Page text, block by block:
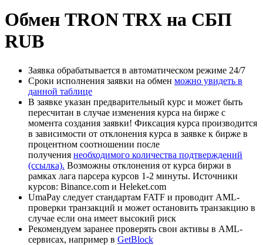
Обмен TRON TRX на СБП
RUB
Заявка обрабатывается в автоматическом режиме 24/7
Сроки исполнения заявки на обмен можно увидеть в
данной таблице
В заявке указан предварительный курс и может быть
пересчитан в случае изменения курса на бирже с
момента создания заявки! Фиксация курса производится
в зависимости от отклонения курса в заявке к бирже в
процентном соотношении после
получения необходимого количества подтверждений
(ссылка). Возможны отклонения от курса биржи в
рамках лага парсера курсов 1-2 минуты. Источники
курсов: Binance.com и Heleket.com
UmaPay следует стандартам FATF и проводит AML-
проверки транзакций и может остановить транзакцию в
случае если она имеет высокий риск
Рекомендуем заранее проверять свои активы в AML-
сервисах, например в GetBlock